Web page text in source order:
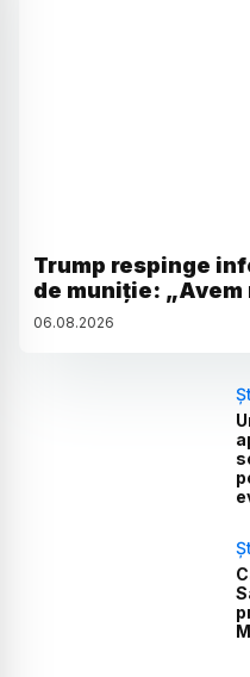
Trump respinge
de muniție:
06.08.2026